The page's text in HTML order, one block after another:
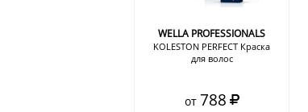
WELLA PROFESSIONALS
KOLESTON PERFECT Краска
для волос
от 788